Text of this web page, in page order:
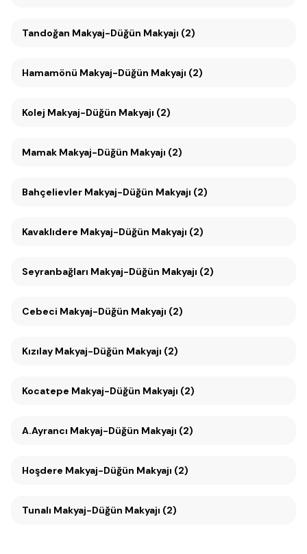
Tandoğan Makyaj-Düğün Makyajı (2)
Hamamönü Makyaj-Düğün Makyajı (2)
Kolej Makyaj-Düğün Makyajı (2)
Mamak Makyaj-Düğün Makyajı (2)
Bahçelievler Makyaj-Düğün Makyajı (2)
Kavaklıdere Makyaj-Düğün Makyajı (2)
Seyranbağları Makyaj-Düğün Makyajı (2)
Cebeci Makyaj-Düğün Makyajı (2)
Kızılay Makyaj-Düğün Makyajı (2)
Kocatepe Makyaj-Düğün Makyajı (2)
A.Ayrancı Makyaj-Düğün Makyajı (2)
Hoşdere Makyaj-Düğün Makyajı (2)
Tunalı Makyaj-Düğün Makyajı (2)